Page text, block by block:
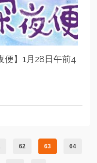
便】1月28日午前4
62 63 64